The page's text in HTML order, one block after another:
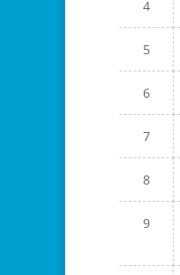
4
5
6
7
8
9